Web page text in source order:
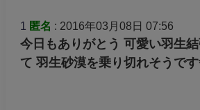
1 匿名 : 2016年03月08日 07:56
今日もありがとう 可愛い羽生
て 羽生砂漠を乗り切れそうで